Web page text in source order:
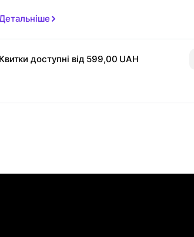
Квитки доступні від 599,00 UAH